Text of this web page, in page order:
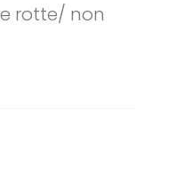
rotte/ non